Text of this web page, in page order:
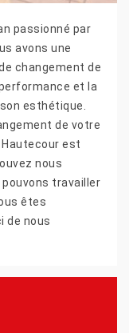
passionné par
avons une
changement de
et la
esthétique.
de votre
est
nous
travailler
êtes
de nous